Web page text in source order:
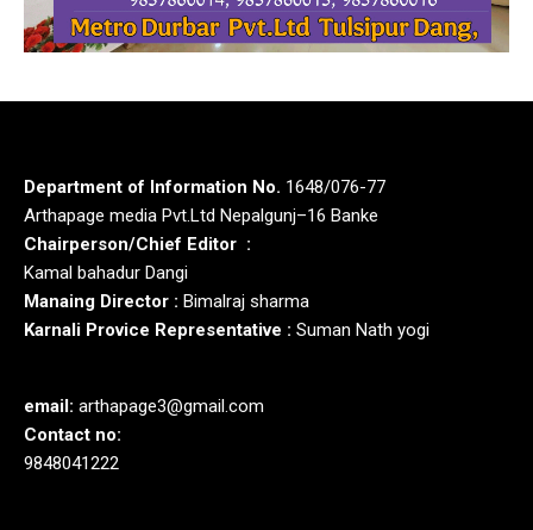
Department of Information No. 1648/076-77
Arthapage media Pvt.Ltd Nepalgunj–16 Banke
Chairperson/Chief Editor :
Kamal bahadur Dangi
Manaing Director : Bimalraj sharma
Karnali Provice Representative : Suman Nath yogi
email: arthapage3@gmail.com
Contact no:
9848041222